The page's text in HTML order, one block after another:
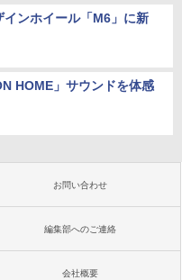
インホイール「M6」に新
HOME」サウンドを体感
お問い合わせ
編集部へのご連絡
会社概要